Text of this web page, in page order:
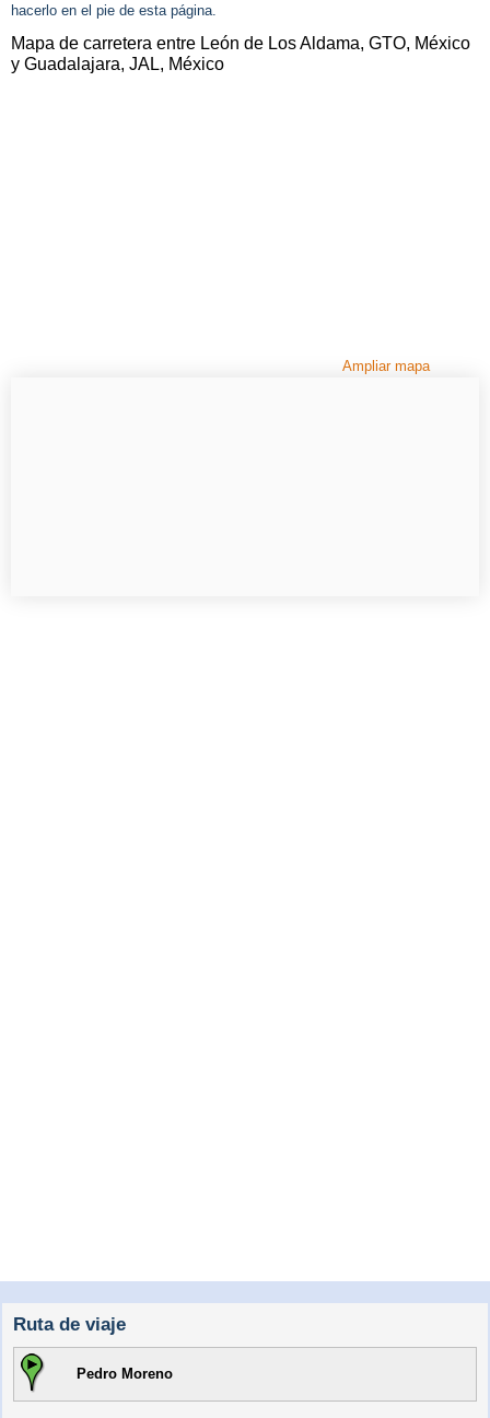
hacerlo en el pie de esta página.
Mapa de carretera entre León de Los Aldama, GTO, México
y Guadalajara, JAL, México
Ampliar mapa
Ruta de viaje
Pedro Moreno